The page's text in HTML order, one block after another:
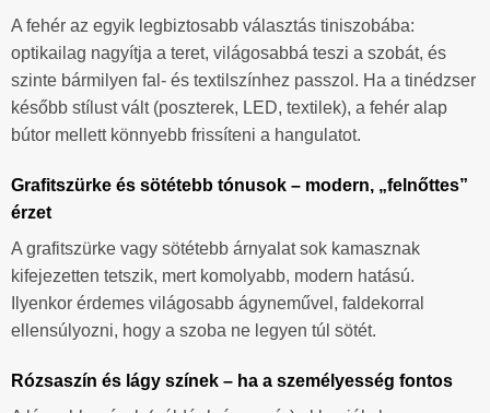
A fehér az egyik legbiztosabb választás tiniszobába:
optikailag nagyítja a teret, világosabbá teszi a szobát, és
szinte bármilyen fal- és textilszínhez passzol. Ha a tinédzser
később stílust vált (poszterek, LED, textilek), a fehér alap
bútor mellett könnyebb frissíteni a hangulatot.
Grafitszürke és sötétebb tónusok – modern, „felnőttes”
érzet
A grafitszürke vagy sötétebb árnyalat sok kamasznak
kifejezetten tetszik, mert komolyabb, modern hatású.
Ilyenkor érdemes világosabb ágyneművel, faldekorral
ellensúlyozni, hogy a szoba ne legyen túl sötét.
Rózsaszín és lágy színek – ha a személyesség fontos